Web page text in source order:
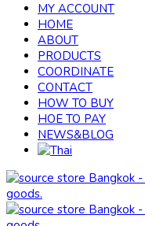
MY ACCOUNT
HOME
ABOUT
PRODUCTS
COORDINATE
CONTACT
HOW TO BUY
HOE TO PAY
NEWS&BLOG